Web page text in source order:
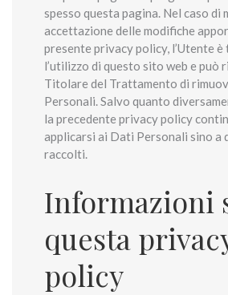
spesso questa pagina. Nel caso di
accettazione delle modifiche
presente privacy policy, l’Utente è
l’utilizzo di questo sito web e può
Titolare del Trattamento di
Personali. Salvo quanto
la precedente privacy policy
applicarsi ai Dati Personali sino a
raccolti.
Informazioni
questa
policy